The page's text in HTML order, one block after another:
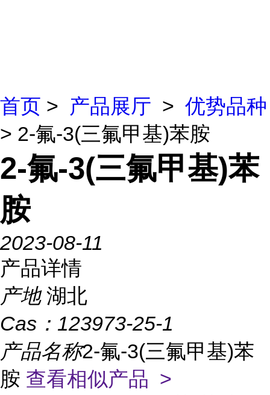
首页 > 产品展厅 > 优势品种
> 2-氟-3(三氟甲基)苯胺
2-氟-3(三氟甲基)苯
胺
2023-08-11
产品详情
产地 湖北
Cas： 123973-25-1
产品名称2-氟-3(三氟甲基)苯
胺 查看相似产品 >